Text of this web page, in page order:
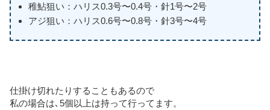
稚鮎狙い：ハリス0.3号〜0.4号・針1号〜2号
アジ狙い：ハリス0.6号〜0.8号・針3号〜4号
仕掛け切れたりすることもあるので
私の場合は､5個以上は持って行ってます。